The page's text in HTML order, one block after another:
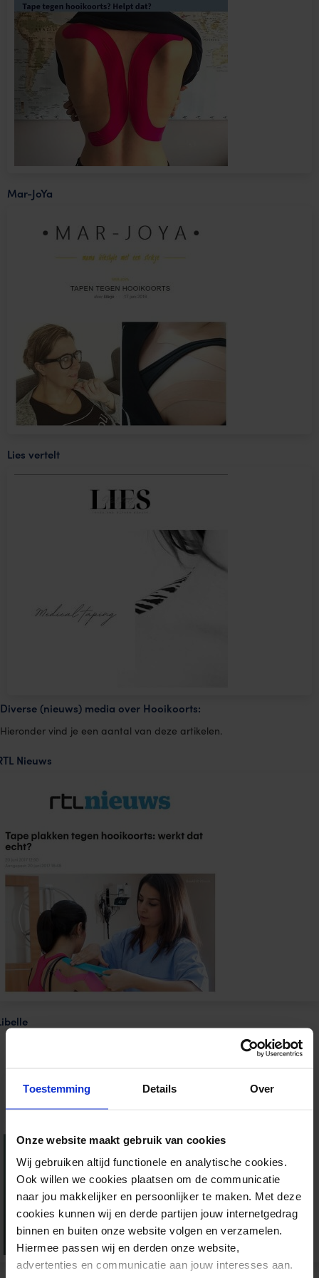
Toestemming Details Over
Onze website maakt gebruik van cookies
Wij gebruiken altijd functionele en analytische cookies.
Ook willen we cookies plaatsen om de communicatie
naar jou makkelijker en persoonlijker te maken. Met deze
cookies kunnen wij en derde partijen jouw internetgedrag
binnen en buiten onze website volgen en verzamelen.
Hiermee passen wij en derden onze website,
advertenties en communicatie aan jouw interesses aan.
Mar-JoYa
Lies vertelt
Diverse (nieuws) media over Hooikoorts:
Hieronder vind je een aantal van deze artikelen.
Nieuws